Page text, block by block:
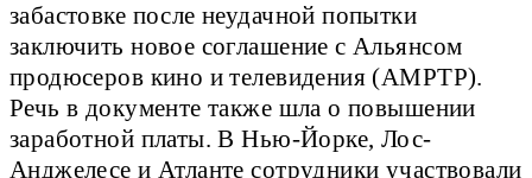
забастовке после неудачной попытки
заключить новое соглашение с Альянсом
продюсеров кино и телевидения (AMPTP).
Речь в документе также шла о повышении
заработной платы. В Нью-Йорке, Лос-
Анджелесе и Атланте сотрудники участвовали